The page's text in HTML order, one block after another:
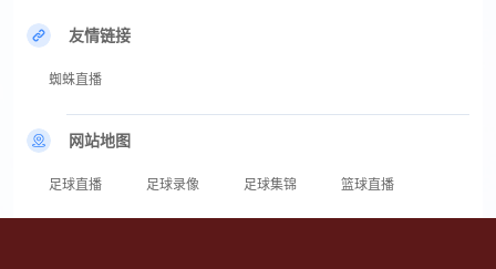
友情链接
蜘蛛直播
网站地图
足球直播 足球录像 足球集锦 篮球直播